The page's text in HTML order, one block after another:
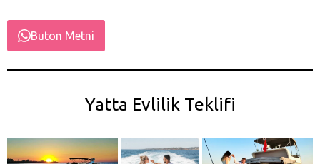
Buton Metni
Yatta Evlilik Teklifi